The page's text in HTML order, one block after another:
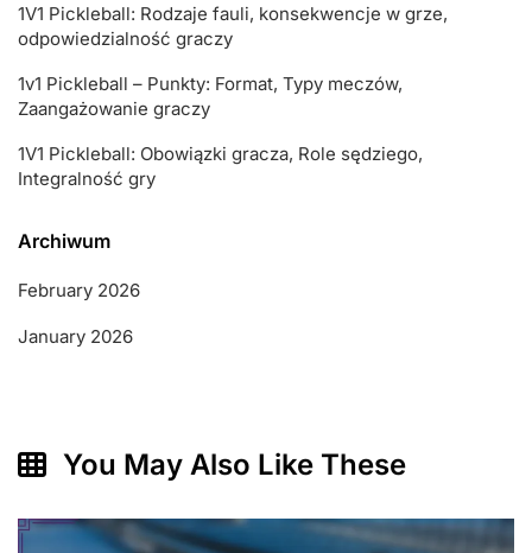
1V1 Pickleball: Rodzaje fauli, konsekwencje w grze,
odpowiedzialność graczy
1v1 Pickleball – Punkty: Format, Typy meczów,
Zaangażowanie graczy
1V1 Pickleball: Obowiązki gracza, Role sędziego,
Integralność gry
Archiwum
February 2026
January 2026
You May Also Like These